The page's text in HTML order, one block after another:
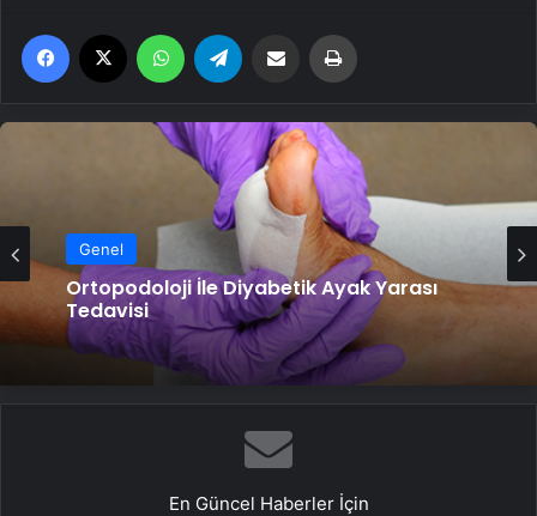
Facebook WhatsApp Email'den paylaş
Genel
Ortopodoloji İle Diyabetik Ayak Yarası
Tedavisi
Genel
Zihnin Gizemli Sınırları ve Ötesi :
En Güncel Haberler İçin